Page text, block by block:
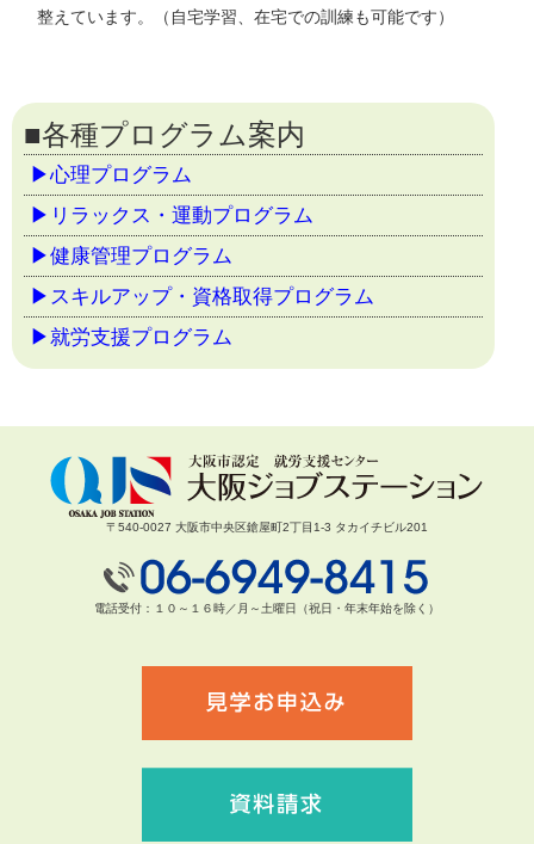
整えています。（自宅学習、在宅での訓練も可能です）
■各種プログラム案内
▶心理プログラム
▶リラックス・運動プログラム
▶健康管理プログラム
▶スキルアップ・資格取得プログラム
▶就労支援プログラム
〒540-0027 大阪市中央区鎗屋町2丁目1-3 タカイチビル201
電話受付：１０～１６時／月～土曜日（祝日・年末年始を除く）